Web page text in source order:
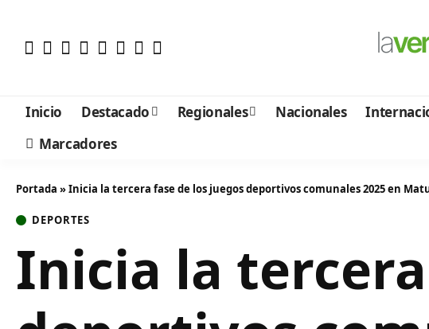
Inicio Destacado Regionales Nacionales
Marcadores
Portada »Inicia la tercera fase de los juegos deportivos comunales 2025 en
DEPORTES
Inicia la